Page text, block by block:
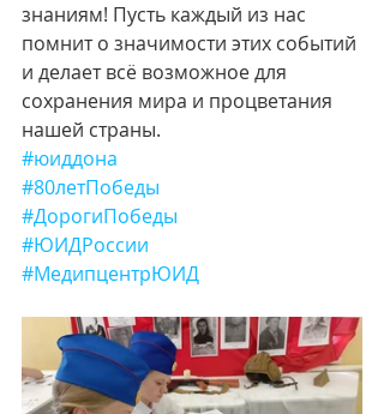
знаниям! Пусть каждый из нас
помнит о значимости этих событий
и делает всё возможное для
сохранения мира и процветания
нашей страны.
#юиддона
#80летПобеды
#ДорогиПобеды
#ЮИДРоссии
#МедипцентрЮИД